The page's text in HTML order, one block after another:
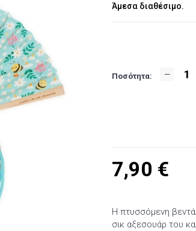
Άμεσα διαθέσιμο.
Ποσότητα:
7,90 €
Η πτυσσόμενη
σικ αξεσουάρ του